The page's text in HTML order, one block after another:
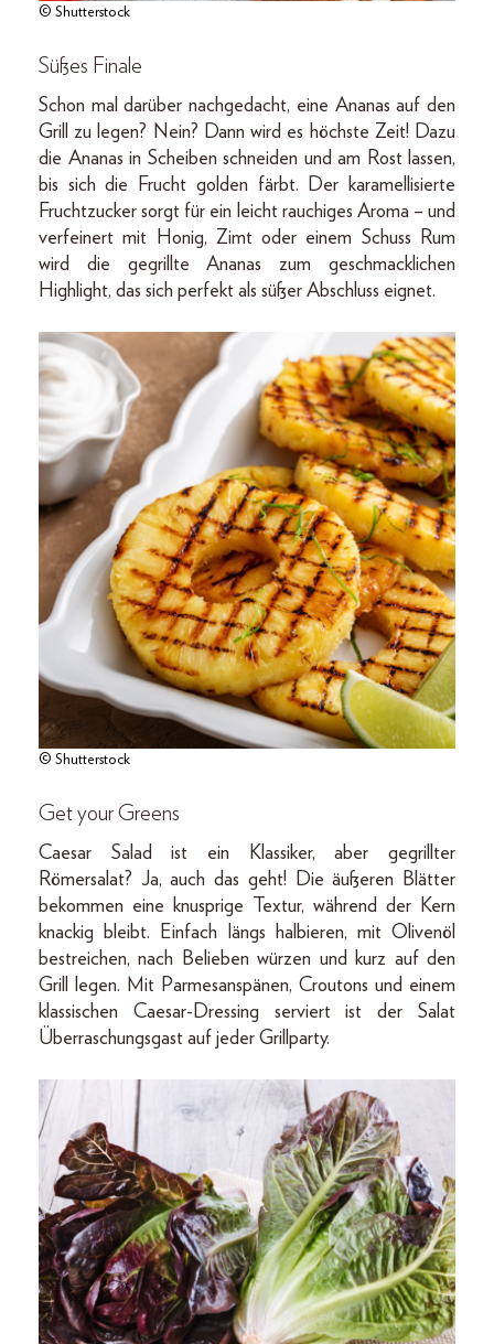
© Shutterstock
Süßes Finale
Schon mal darüber nachgedacht, eine Ananas auf den
Grill zu legen? Nein? Dann wird es höchste Zeit! Dazu
die Ananas in Scheiben schneiden und am Rost lassen,
bis sich die Frucht golden färbt. Der karamellisierte
Fruchtzucker sorgt für ein leicht rauchiges Aroma – und
verfeinert mit Honig, Zimt oder einem Schuss Rum
wird die gegrillte Ananas zum geschmacklichen
Highlight, das sich perfekt als süßer Abschluss eignet.
© Shutterstock
Get your Greens
Caesar Salad ist ein Klassiker, aber gegrillter
Römersalat? Ja, auch das geht! Die äußeren Blätter
bekommen eine knusprige Textur, während der Kern
knackig bleibt. Einfach längs halbieren, mit Olivenöl
bestreichen, nach Belieben würzen und kurz auf den
Grill legen. Mit Parmesanspänen, Croutons und einem
klassischen Caesar-Dressing serviert ist der Salat
Überraschungsgast auf jeder Grillparty.